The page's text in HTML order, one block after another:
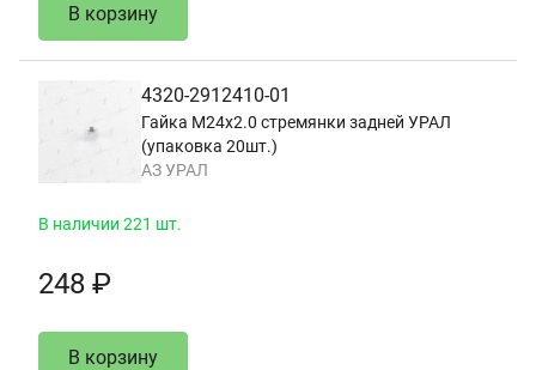
В корзину
4320-2912410-01
Гайка М24х2.0 стремянки задней УРАЛ
(упаковка 20шт.)
АЗ УРАЛ
В наличии 221 шт.
248 ₽
В корзину